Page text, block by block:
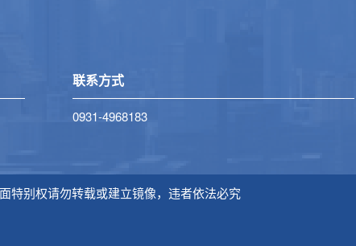
联系方式
0931-4968183
特别权请勿转载或建立镜像，违者依法必究